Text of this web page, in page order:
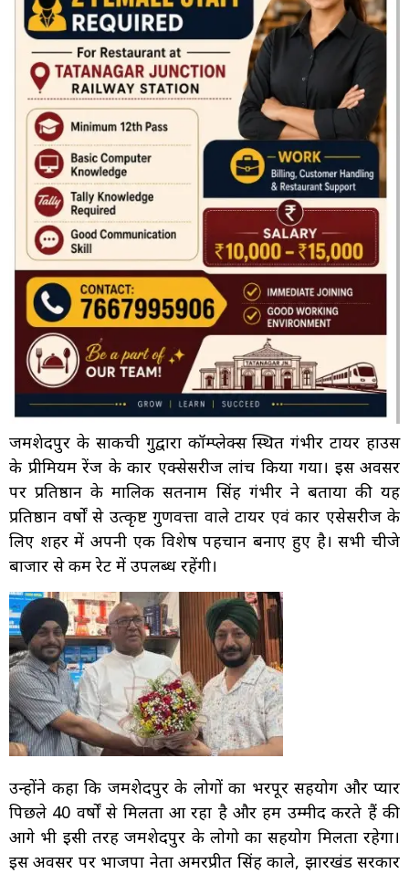
जमशेदपुर के साकची गुरुद्वारा कॉम्प्लेक्स स्थित गंभीर टायर हाउस
के प्रीमियम रेंज के कार एक्सेसरीज लांच किया गया। इस अवसर
पर प्रतिष्ठान के मालिक सतनाम सिंह गंभीर ने बताया की यह
प्रतिष्ठान वर्षों से उत्कृष्ट गुणवत्ता वाले टायर एवं कार एसेसरीज के
लिए शहर में अपनी एक विशेष पहचान बनाए हुए है। सभी चीजे
बाजार से कम रेट में उपलब्ध रहेंगी।
उन्होंने कहा कि जमशेदपुर के लोगों का भरपूर सहयोग और प्यार
पिछले 40 वर्षों से मिलता आ रहा है और हम उम्मीद करते हैं की
आगे भी इसी तरह जमशेदपुर के लोगो का सहयोग मिलता रहेगा।
इस अवसर पर भाजपा नेता अमरप्रीत सिंह काले, झारखंड सरकार